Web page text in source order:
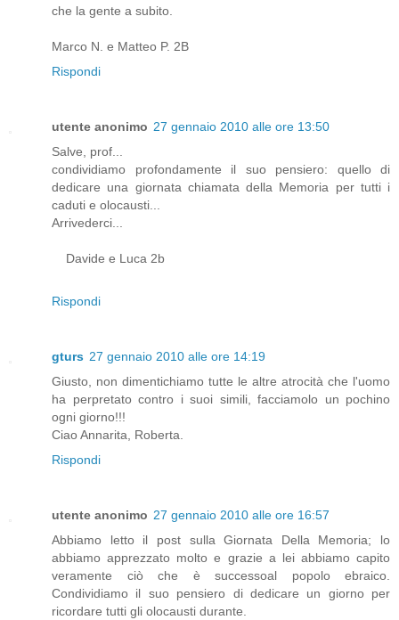
che la gente a subito.
Marco N. e Matteo P. 2B
Rispondi
utente anonimo 27 gennaio 2010 alle ore 13:50
Salve, prof...
condividiamo profondamente il suo pensiero: quello di
dedicare una giornata chiamata della Memoria per tutti i
caduti e olocausti...
Arrivederci...
Davide e Luca 2b
Rispondi
gturs 27 gennaio 2010 alle ore 14:19
Giusto, non dimentichiamo tutte le altre atrocità che l'uomo
ha perpretato contro i suoi simili, facciamolo un pochino
ogni giorno!!!
Ciao Annarita, Roberta.
Rispondi
utente anonimo 27 gennaio 2010 alle ore 16:57
Abbiamo letto il post sulla Giornata Della Memoria; lo
abbiamo apprezzato molto e grazie a lei abbiamo capito
veramente ciò che è successoal popolo ebraico.
Condividiamo il suo pensiero di dedicare un giorno per
ricordare tutti gli olocausti durante.